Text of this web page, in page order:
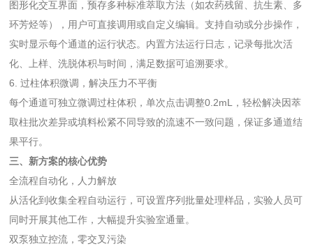
图形化交互界面，预存多种标准萃取方法（如农药残留、抗生素、多
环芳烃等），用户可直接调用或自定义编辑。支持自动或分步操作，
实时显示每个通道的运行状态。内置方法运行日志，记录每批次活
化、上样、洗脱体积与时间，满足数据可追溯要求。
6. 过柱体积微调，解决压力不平衡
每个通道可独立微调过柱体积，单次点击调整0.2mL，轻松解决因萃
取柱批次差异或填料松紧不同导致的流速不一致问题，保证多通道结
果平行。
三、新方案的核心优势
全流程自动化，人力解放
从活化到收集全程自动运行，可设置序列批量处理样品，实验人员可
同时开展其他工作，大幅提升实验室通量。
双泵独立控流，零交叉污染